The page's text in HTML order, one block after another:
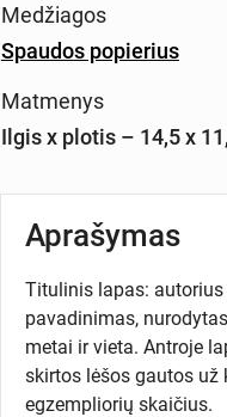
Medžiagos
Spaudos popierius
Matmenys
Ilgis x plotis – 14,5 x
Aprašymas
Titulinis lapas:
pavadinimas,
metai ir vieta. Antroje
skirtos lėšos gautos už
egzempliorių skaičius.